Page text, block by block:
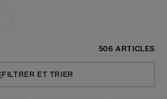
506 ARTICLES
FILTRER ET TRIER